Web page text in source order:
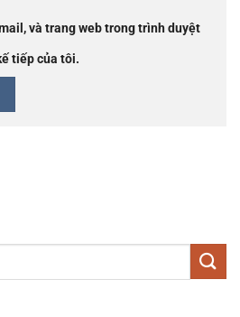
và trang web trong trình duyệt
tiếp của tôi.